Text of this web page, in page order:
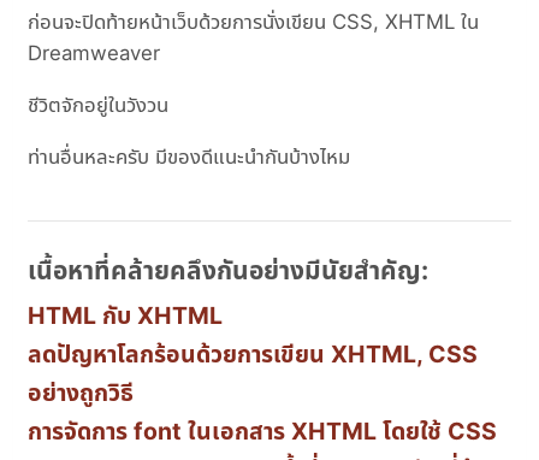
ก่อนจะปิดท้ายหน้าเว็บด้วยการนั่งเขียน CSS, XHTML ใน
Dreamweaver
ชีวิตจักอยู่ในวังวน
ท่านอื่นหละครับ มีของดีแนะนำกันบ้างไหม
เนื้อหาที่คล้ายคลึงกันอย่างมีนัยสำคัญ:
HTML กับ XHTML
ลดปัญหาโลกร้อนด้วยการเขียน XHTML, CSS
อย่างถูกวิธี
การจัดการ font ในเอกสาร XHTML โดยใช้ CSS